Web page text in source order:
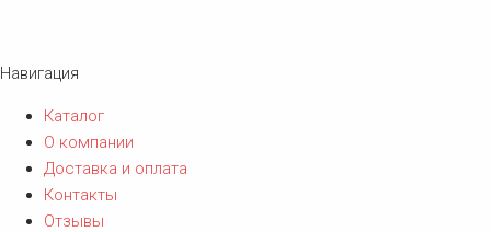
Навигация
Каталог
О компании
Доставка и оплата
Контакты
Отзывы